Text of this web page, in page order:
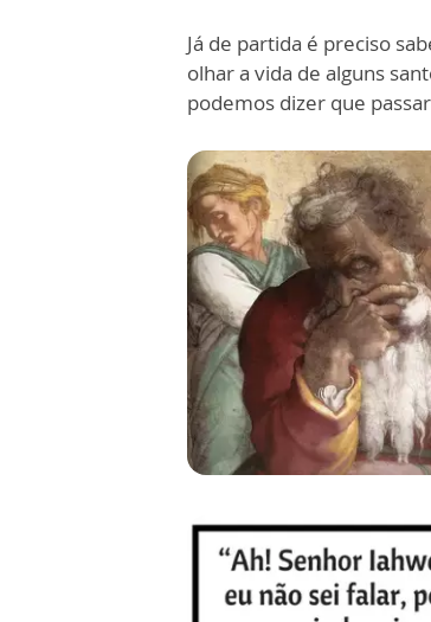
Já de partida é preciso
olhar a vida de alguns
podemos dizer que